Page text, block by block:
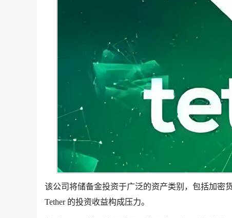
该公司将储备金投资于广泛的资产类别，包括加密
Tether 的投资收益构成压力。